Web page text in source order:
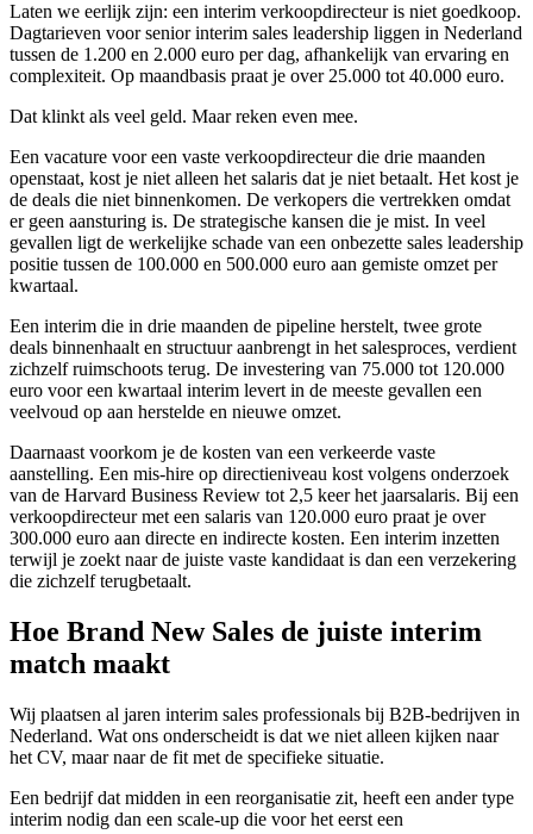
Laten we eerlijk zijn: een interim verkoopdirecteur is niet goedkoop.
Dagtarieven voor senior interim sales leadership liggen in Nederland
tussen de 1.200 en 2.000 euro per dag, afhankelijk van ervaring en
complexiteit. Op maandbasis praat je over 25.000 tot 40.000 euro.
Dat klinkt als veel geld. Maar reken even mee.
Een vacature voor een vaste verkoopdirecteur die drie maanden
openstaat, kost je niet alleen het salaris dat je niet betaalt. Het kost je
de deals die niet binnenkomen. De verkopers die vertrekken omdat
er geen aansturing is. De strategische kansen die je mist. In veel
gevallen ligt de werkelijke schade van een onbezette sales leadership
positie tussen de 100.000 en 500.000 euro aan gemiste omzet per
kwartaal.
Een interim die in drie maanden de pipeline herstelt, twee grote
deals binnenhaalt en structuur aanbrengt in het salesproces, verdient
zichzelf ruimschoots terug. De investering van 75.000 tot 120.000
euro voor een kwartaal interim levert in de meeste gevallen een
veelvoud op aan herstelde en nieuwe omzet.
Daarnaast voorkom je de kosten van een verkeerde vaste
aanstelling. Een mis-hire op directieniveau kost volgens onderzoek
van de Harvard Business Review tot 2,5 keer het jaarsalaris. Bij een
verkoopdirecteur met een salaris van 120.000 euro praat je over
300.000 euro aan directe en indirecte kosten. Een interim inzetten
terwijl je zoekt naar de juiste vaste kandidaat is dan een verzekering
die zichzelf terugbetaalt.
Hoe Brand New Sales de juiste interim
match maakt
Wij plaatsen al jaren interim sales professionals bij B2B-bedrijven in
Nederland. Wat ons onderscheidt is dat we niet alleen kijken naar
het CV, maar naar de fit met de specifieke situatie.
Een bedrijf dat midden in een reorganisatie zit, heeft een ander type
interim nodig dan een scale-up die voor het eerst een